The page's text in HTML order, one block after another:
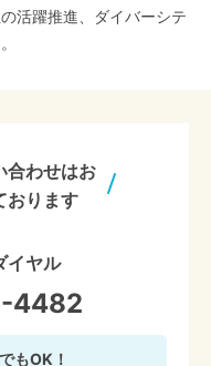
活躍推進、ダイバーシテ
合わせはお
おります
イヤル
4482
もOK！